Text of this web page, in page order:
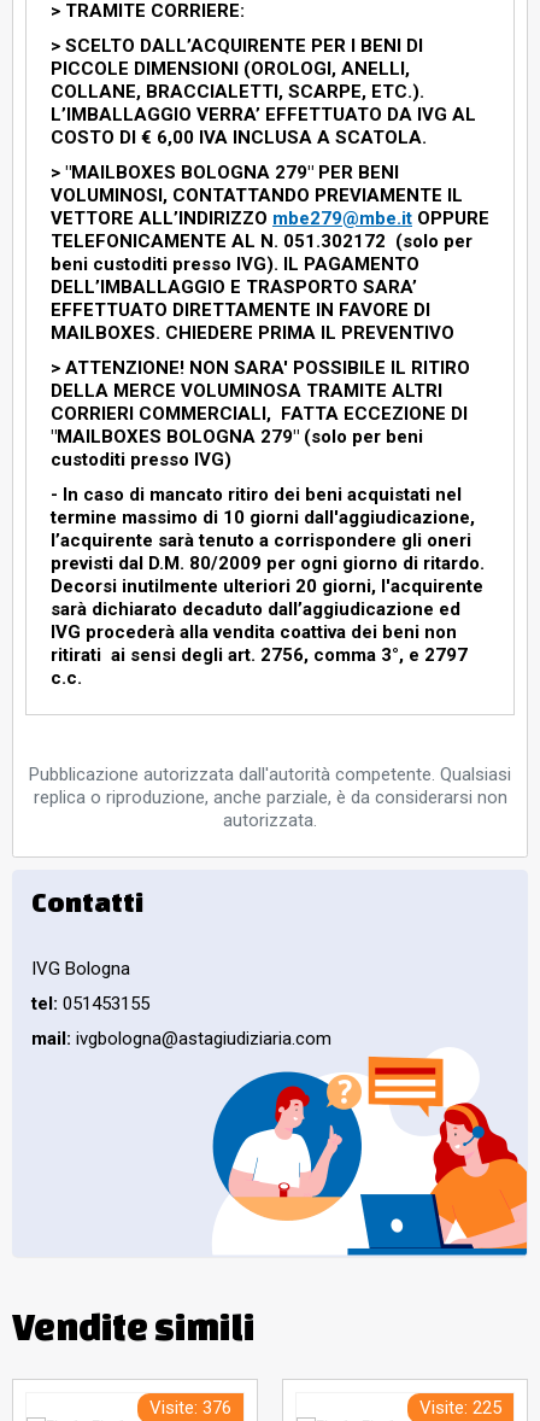
> TRAMITE CORRIERE:
> SCELTO DALL’ACQUIRENTE PER I BENI DI
PICCOLE DIMENSIONI (OROLOGI, ANELLI,
COLLANE, BRACCIALETTI, SCARPE, ETC.).
L’IMBALLAGGIO VERRA’ EFFETTUATO DA IVG AL
COSTO DI € 6,00 IVA INCLUSA A SCATOLA.
> "MAILBOXES BOLOGNA 279" PER BENI
VOLUMINOSI, CONTATTANDO PREVIAMENTE IL
VETTORE ALL’INDIRIZZO mbe279@mbe.it OPPURE
TELEFONICAMENTE AL N. 051.302172 (solo per
beni custoditi presso IVG). IL PAGAMENTO
DELL’IMBALLAGGIO E TRASPORTO SARA’
EFFETTUATO DIRETTAMENTE IN FAVORE DI
MAILBOXES. CHIEDERE PRIMA IL PREVENTIVO
> ATTENZIONE! NON SARA' POSSIBILE IL RITIRO
DELLA MERCE VOLUMINOSA TRAMITE ALTRI
CORRIERI COMMERCIALI, FATTA ECCEZIONE DI
"MAILBOXES BOLOGNA 279" (solo per beni
custoditi presso IVG)
- In caso di mancato ritiro dei beni acquistati nel
termine massimo di 10 giorni dall'aggiudicazione,
l’acquirente sarà tenuto a corrispondere gli oneri
previsti dal D.M. 80/2009 per ogni giorno di ritardo.
Decorsi inutilmente ulteriori 20 giorni, l'acquirente
sarà dichiarato decaduto dall’aggiudicazione ed
IVG procederà alla vendita coattiva dei beni non
ritirati ai sensi degli art. 2756, comma 3°, e 2797
c.c.
Pubblicazione autorizzata dall'autorità competente. Qualsiasi
replica o riproduzione, anche parziale, è da considerarsi non
autorizzata.
Contatti
IVG Bologna
tel: 051453155
mail: ivgbologna@astagiudiziaria.com
Vendite simili
Visite: 376 Visite: 225